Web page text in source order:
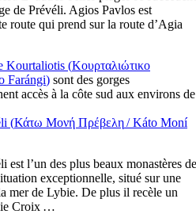
de Prévéli. Agios Pavlos est
route qui prend sur la route d’Agia
Kourtaliotis (Κουρταλιώτικο
Farángi) sont des gorges
accès à la côte sud aux environs de
(Κάτω Μονή Πρέβελη/Káto Moní
est l’un des plus beaux monastères de
exceptionnelle, situé sur une
mer de Lybie. De plus il recèle un
Croix …